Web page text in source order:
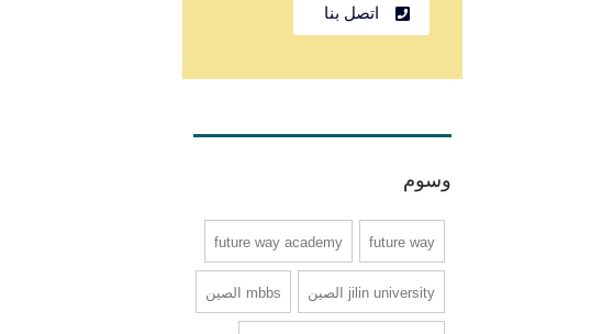
اتصل بنا
وسوم
future way
future way academy
jilin university الصين mbbs الصين